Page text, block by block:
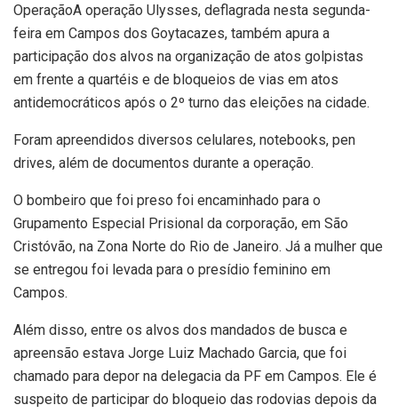
OperaçãoA operação Ulysses, deflagrada nesta segunda-
feira em Campos dos Goytacazes, também apura a
participação dos alvos na organização de atos golpistas
em frente a quartéis e de bloqueios de vias em atos
antidemocráticos após o 2º turno das eleições na cidade.
Foram apreendidos diversos celulares, notebooks, pen
drives, além de documentos durante a operação.
O bombeiro que foi preso foi encaminhado para o
Grupamento Especial Prisional da corporação, em São
Cristóvão, na Zona Norte do Rio de Janeiro. Já a mulher que
se entregou foi levada para o presídio feminino em
Campos.
Além disso, entre os alvos dos mandados de busca e
apreensão estava Jorge Luiz Machado Garcia, que foi
chamado para depor na delegacia da PF em Campos. Ele é
suspeito de participar do bloqueio das rodovias depois da